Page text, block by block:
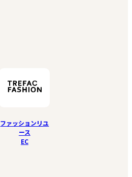
ファッションリユ
ース
EC